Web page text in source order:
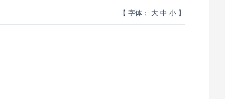
【 字体： 大 中 小 】